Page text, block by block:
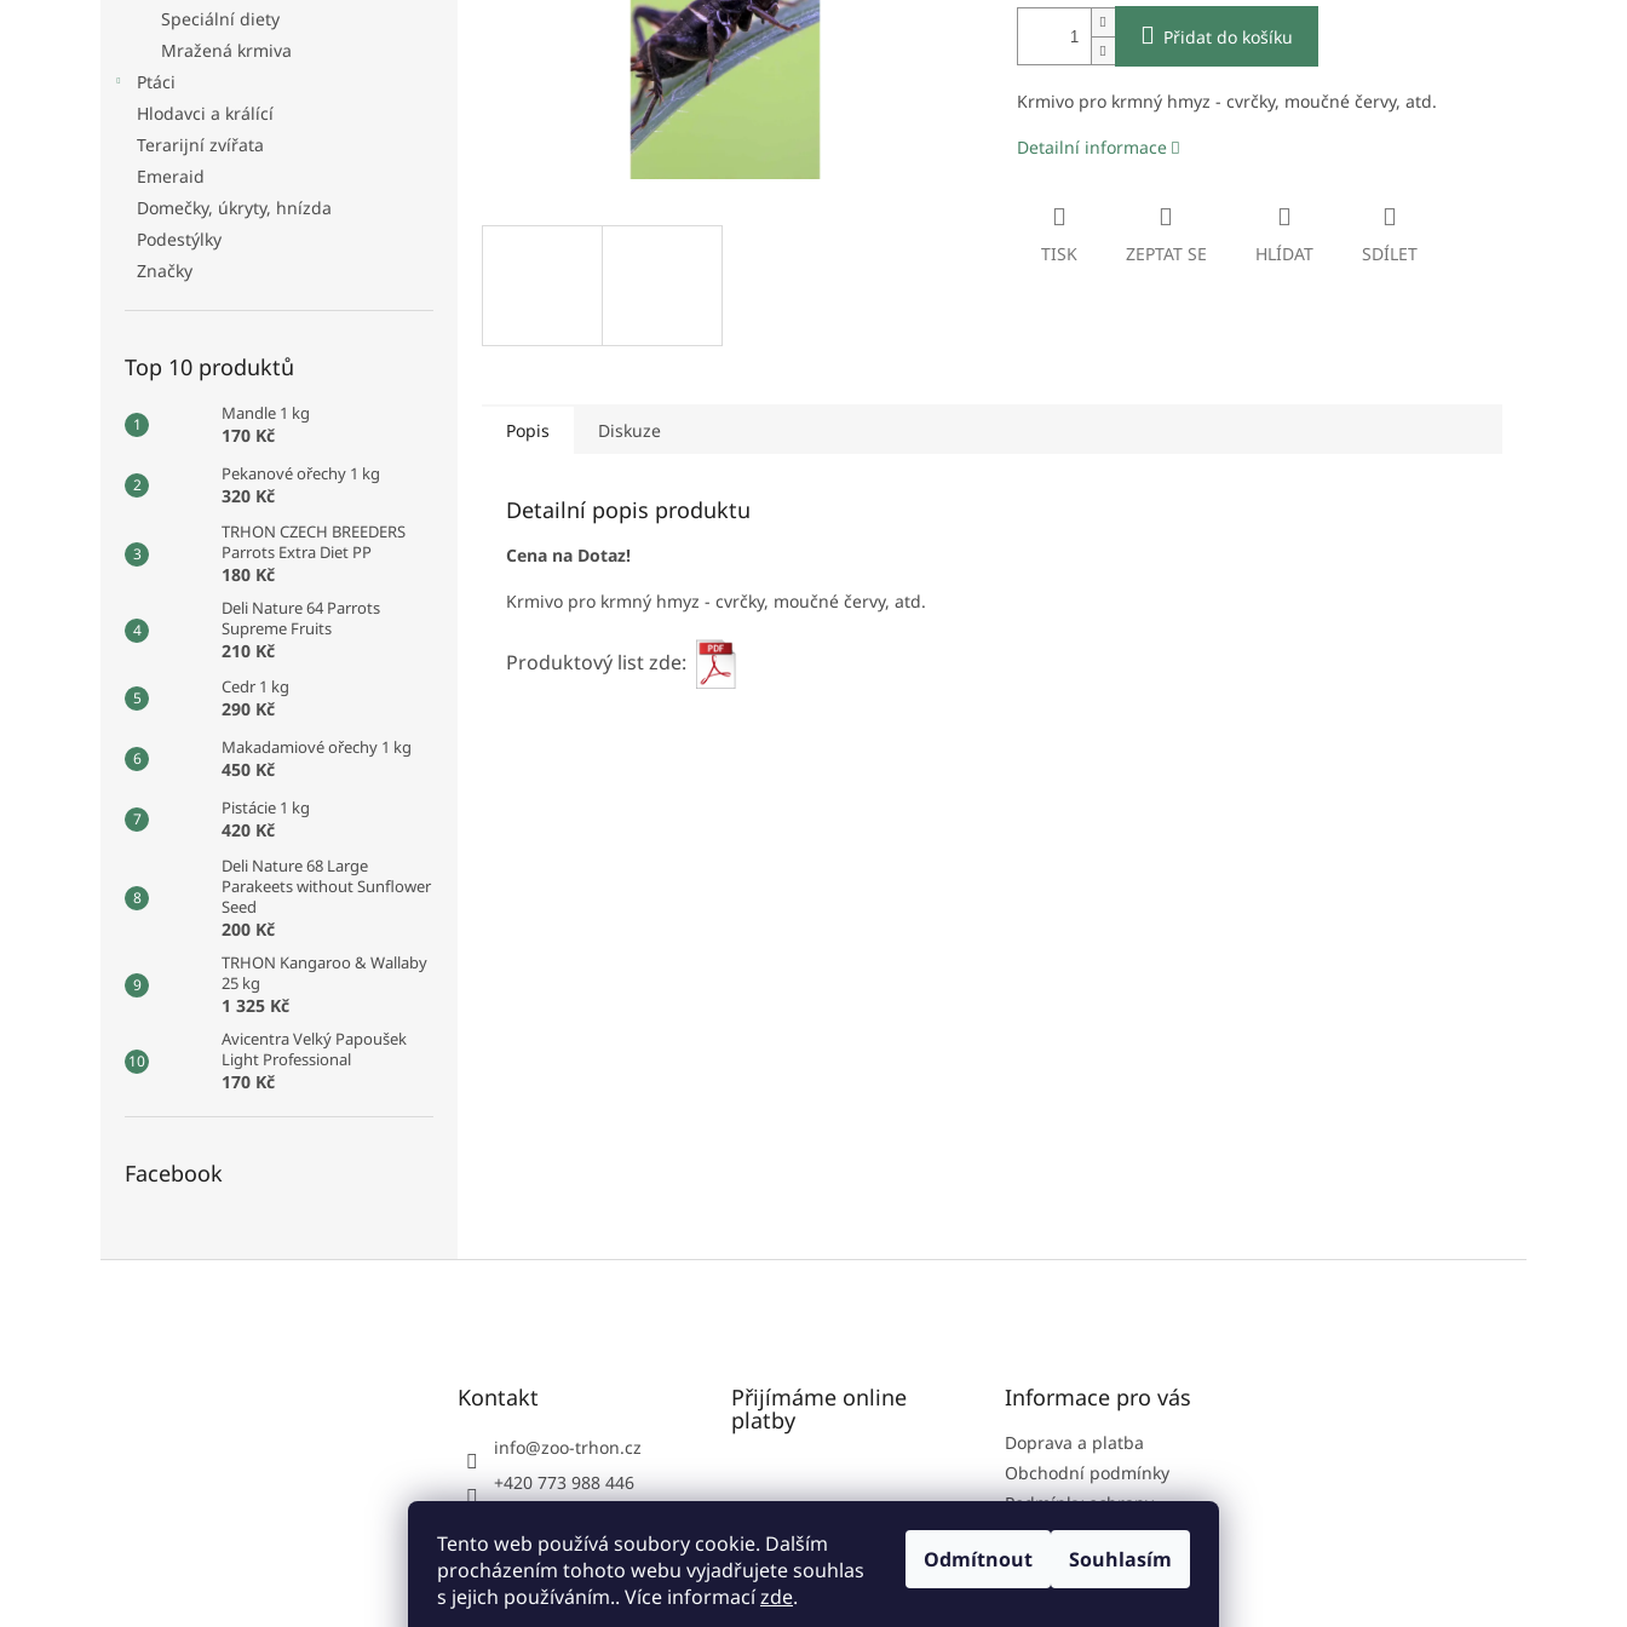
Tento web používá soubory cookie. Dalším
procházením tohoto webu vyjadřujete souhlas
s jejich používáním.. Více informacízde.
Odmítnout Souhlasím
Speciální diety
Mražená krmiva
Ptáci
Hlodavci a králící
Terarijní zvířata
Emeraid
Domečky, úkryty, hnízda
Podestýlky
Značky
Top 10 produktů
Mandle 1 kg
170 Kč
Pekanové ořechy 1 kg
320 Kč
TRHON CZECH BREEDERS
Parrots Extra Diet PP
180 Kč
Deli Nature 64 Parrots
Supreme Fruits
210 Kč
Cedr 1 kg
290 Kč
Makadamiové ořechy 1 kg
450 Kč
Pistácie 1 kg
420 Kč
Deli Nature 68 Large
Parakeets without Sunflower
Seed
200 Kč
TRHON Kangaroo & Wallaby
25 kg
1 325 Kč
Avicentra Velký Papoušek
Light Professional
170 Kč
Facebook
Přidat do košíku
Krmivo pro krmný hmyz - cvrčky, moučné červy, atd.
Detailní informace
TISK ZEPTAT SE HLÍDAT SDÍLET
Popis Diskuze
Detailní popis produktu
Cena na Dotaz!
Krmivo pro krmný hmyz - cvrčky, moučné červy, atd.
Produktový list zde:
Kontakt
info@zoo-trhon.cz
+420 773 988 446
Zoo-Trhoň.cz
zoo.trhon
Přijímáme online
platby
Informace pro vás
Doprava a platba
Obchodní podmínky
Podmínky ochrany
osobních údajů